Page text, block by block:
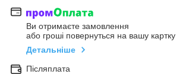
Ви отримаєте замовлення
або гроші повернуться на вашу картку
Детальніше
Післяплата